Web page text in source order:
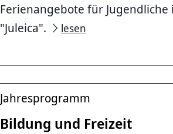
Ferienangebote für
"Juleica".
lesen
Jahresprogramm
Bildung und Freizeit